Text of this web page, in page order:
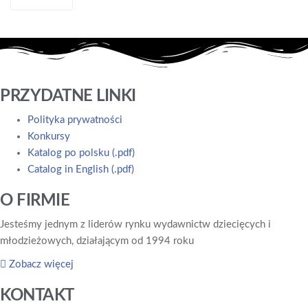
PRZYDATNE LINKI
Polityka prywatności
Konkursy
Katalog po polsku (.pdf)
Catalog in English (.pdf)
O FIRMIE
Jesteśmy jednym z liderów rynku wydawnictw dziecięcych i
młodzieżowych, działającym od 1994 roku
Zobacz więcej
KONTAKT